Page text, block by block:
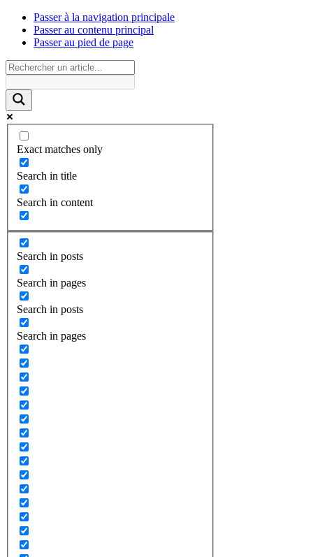
Passer à la navigation principale
Passer au contenu principal
Passer au pied de page
Exact matches only
Search in title
Search in content
Search in posts
Search in pages
Search in posts
Search in pages